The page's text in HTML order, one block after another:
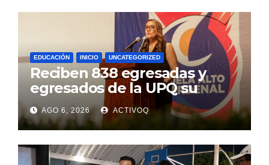
EDUCACIÓN INICIO UNCATEGORIZED
Reciben 838 egresadas y
egresados de la UPQ su
título profesional
AGO 6, 2026 ACTIVOQ